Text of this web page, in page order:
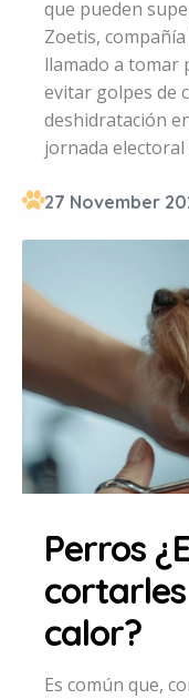
que pueden
Zoetis,
llamado a tomar
evitar golpes de
deshidratación
jornada electoral
27 November
Perros
calor?
Es común que,